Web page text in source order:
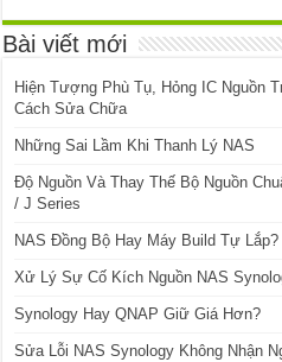
Bài viết mới
Hiện Tượng Phù Tụ, Hỏng IC Nguồn
Cách Sửa Chữa
Những Sai Lầm Khi Thanh Lý NAS
Độ Nguồn Và Thay Thế Bộ Nguồn
/ J Series
NAS Đồng Bộ Hay Máy Build Tự Lắp?
Xử Lý Sự Cố Kích Nguồn NAS
Synology Hay QNAP Giữ Giá Hơn?
Sửa Lỗi NAS Synology Không Nhận